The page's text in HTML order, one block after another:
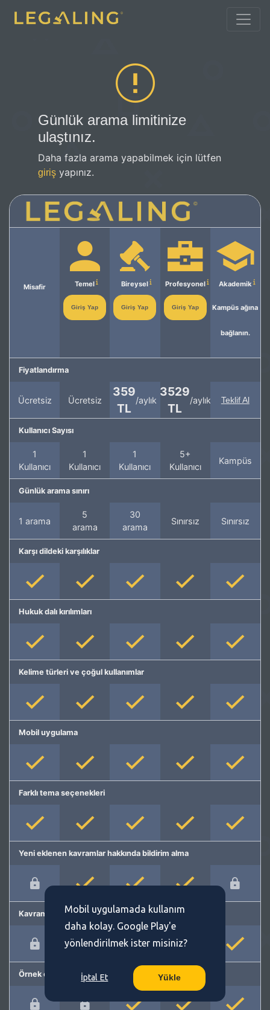
Günlük arama limitinize
ulaştınız.
Daha fazla arama yapabilmek için lütfen
giriş yapınız.
Misafir Temel
Giriş Yap
Bireysel
Giriş Yap
Profesyonel
Giriş Yap
Akademik
Kampüs ağına
bağlanın.
Fiyatlandırma
Ücretsiz Ücretsiz
359
TL
/aylık
3529
TL
/aylık Teklif Al
Kullanıcı Sayısı
1
Kullanıcı
1
Kullanıcı
1
Kullanıcı
5+
Kullanıcı
Kampüs
Günlük arama sınırı
1 arama
5
arama
30
arama
Sınırsız Sınırsız
Karşı dildeki karşılıklar
Hukuk dalı kırılımları
Kelime türleri ve çoğul kullanımlar
Mobil uygulama
Farklı tema seçenekleri
Yeni eklenen kavramlar hakkında bildirim alma
Kavram önerme
Örnek cümleler
Mobil uygulamada kullanım
daha kolay. Google Play'e
yönlendirilmek ister misiniz?
İptal Et Yükle